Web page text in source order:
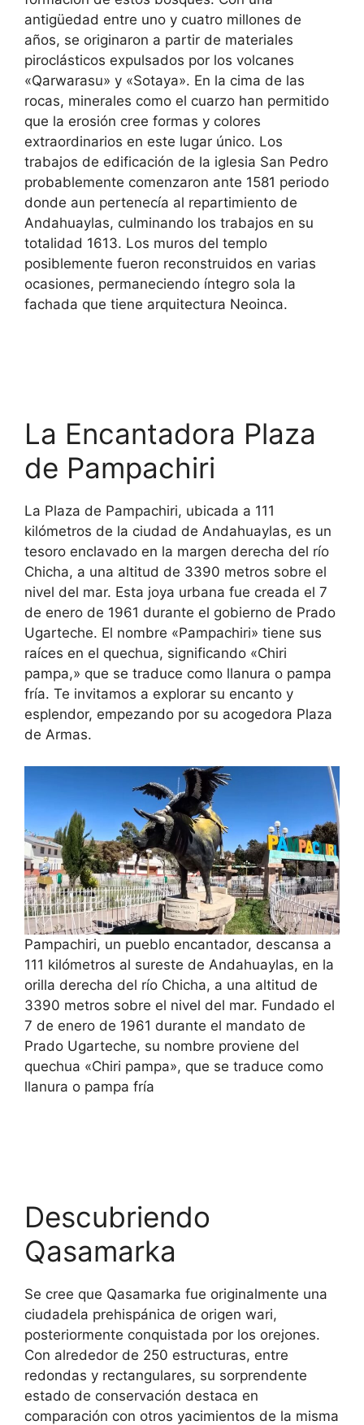
antigüedad entre uno y cuatro millones de
años, se originaron a partir de materiales
piroclásticos expulsados por los volcanes
«Qarwarasu» y «Sotaya». En la cima de las
rocas, minerales como el cuarzo han permitido
que la erosión cree formas y colores
extraordinarios en este lugar único. Los
trabajos de edificación de la iglesia San Pedro
probablemente comenzaron ante 1581 periodo
donde aun pertenecía al repartimiento de
Andahuaylas, culminando los trabajos en su
totalidad 1613. Los muros del templo
posiblemente fueron reconstruidos en varias
ocasiones, permaneciendo íntegro sola la
fachada que tiene arquitectura Neoinca.
La Encantadora Plaza
de Pampachiri
La Plaza de Pampachiri, ubicada a 111
kilómetros de la ciudad de Andahuaylas, es un
tesoro enclavado en la margen derecha del río
Chicha, a una altitud de 3390 metros sobre el
nivel del mar. Esta joya urbana fue creada el 7
de enero de 1961 durante el gobierno de Prado
Ugarteche. El nombre «Pampachiri» tiene sus
raíces en el quechua, significando «Chiri
pampa,» que se traduce como llanura o pampa
fría. Te invitamos a explorar su encanto y
esplendor, empezando por su acogedora Plaza
de Armas.
Pampachiri, un pueblo encantador, descansa a
111 kilómetros al sureste de Andahuaylas, en la
orilla derecha del río Chicha, a una altitud de
3390 metros sobre el nivel del mar. Fundado el
7 de enero de 1961 durante el mandato de
Prado Ugarteche, su nombre proviene del
quechua «Chiri pampa», que se traduce como
llanura o pampa fría
Descubriendo
Qasamarka
Se cree que Qasamarka fue originalmente una
ciudadela prehispánica de origen wari,
posteriormente conquistada por los orejones.
Con alrededor de 250 estructuras, entre
redondas y rectangulares, su sorprendente
estado de conservación destaca en
comparación con otros yacimientos de la misma